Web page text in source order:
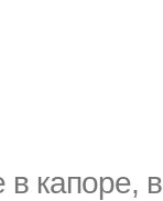
в капоре, в